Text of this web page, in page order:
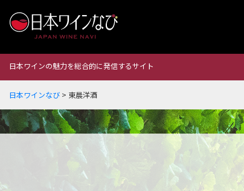
日本ワインの魅力を総合的に発信するサイト
日本ワインなび > 東晨洋酒